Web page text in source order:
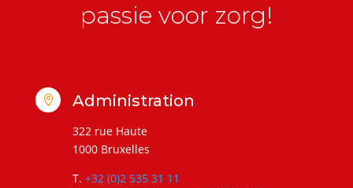
passie voor zorg!
 Administration
322 rue Haute
1000 Bruxelles
T. +32 (0)2 535 31 11